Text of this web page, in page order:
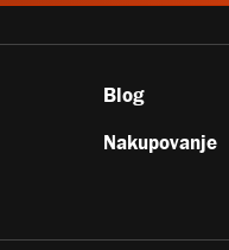
Blog
Nakupovanje